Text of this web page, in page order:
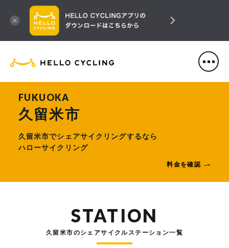
HELLO CYCLING（ハローサ
FUKUOKA
久留米市
久留米市でシェアサイクリングするなら
ハローサイクリング
料金を確認
STATION
久留米市のシェアサイクルステーション一覧